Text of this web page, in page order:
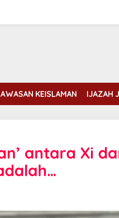
KEISLAMAN IJAZAH
antara Xi
Erdogan
Di DUNIA ISLAM